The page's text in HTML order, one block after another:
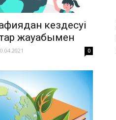
кездесуі
жауабымен
0